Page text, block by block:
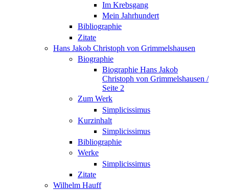
Im Krebsgang
Mein Jahrhundert
Bibliographie
Zitate
Hans Jakob Christoph von Grimmelshausen
Biographie
Biographie Hans Jakob
Christoph von Grimmelshausen /
Seite 2
Zum Werk
Simplicissimus
Kurzinhalt
Simplicissimus
Bibliographie
Werke
Simplicissimus
Zitate
Wilhelm Hauff